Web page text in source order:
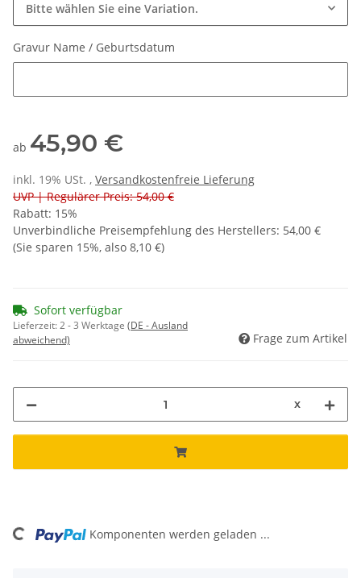
Bitte wählen Sie eine Variation.
Gravur Name / Geburtsdatum
ab 45,90 €
inkl. 19% USt. , Versandkostenfreie Lieferung
UVP | Regulärer Preis: 54,00 €
Rabatt: 15%
Unverbindliche Preisempfehlung des Herstellers: 54,00 €
(Sie sparen 15%, also 8,10 €)
Sofort verfügbar
Lieferzeit:2 - 3 Werktage (DE - Ausland
abweichend)
Frage zum Artikel
x
Loading... Komponenten werden geladen ...